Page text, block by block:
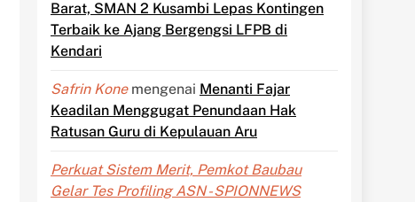
Barat, SMAN 2 Kusambi Lepas Kontingen
Terbaik ke Ajang Bergengsi LFPB di
Kendari
Safrin Konemengenai Menanti Fajar
Keadilan Menggugat Penundaan Hak
Ratusan Guru di Kepulauan Aru
Perkuat Sistem Merit, Pemkot Baubau
Gelar Tes Profiling ASN - SPIONNEWS